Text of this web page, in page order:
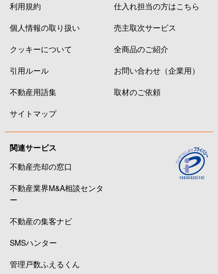
利用規約
個人情報の取り扱い
クッキーについて
引用ルール
不動産用語集
サイトマップ
仕入れ担当の方はこちら
売主取次サービス
全商品のご紹介
お問い合わせ（企業用）
取材のご依頼
関連サービス
不動産売却の窓口
不動産業界M&A相談センタ
ー
不動産の集客ナビ
SMSハンター
管理戸数ふえるくん